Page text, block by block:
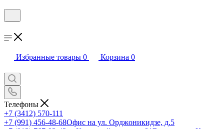
Избранные товары 0 Корзина 0
Телефоны
+7 (3412) 570-111
+7 (991) 456-48-68Офис на ул. Орджоникидзе, д.5